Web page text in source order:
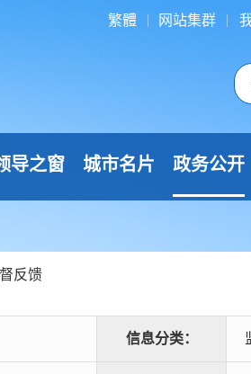
繁體 网站集群
导之窗 城市名片 政务公开
反馈
信息分类：